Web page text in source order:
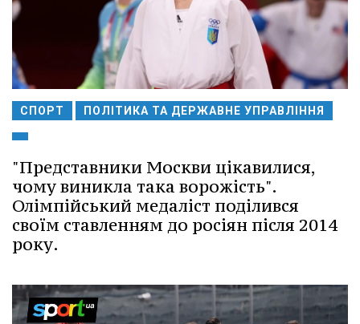
СПОРТ ПОЛІТИКА ТА ДЕРЖАВНЕ УПРАВЛІННЯ
"Представники Москви цікавилися,
чому виникла така ворожість".
Олімпійський медаліст поділився
своїм ставленням до росіян після 2014
року.